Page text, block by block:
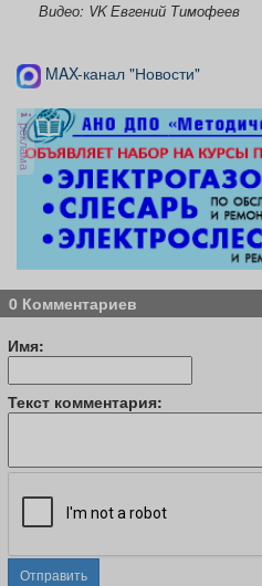
Видео: VK Евгений Тимофеев
MAX-канал "Новости"
реклама
0 Комментариев
Имя:
Текст комментария:
Отправить